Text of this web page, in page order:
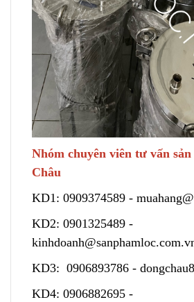
Nhóm chuyên viên tư vấn
Châu
KD1: 0909374589 -
KD2: 0901325489 -
KD3: 0906893786 -
KD4: 0906882695 -